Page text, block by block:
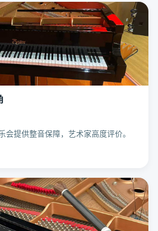
会提供整音保障，艺术家高度评价。